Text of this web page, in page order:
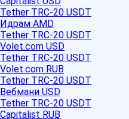
Tether TRC-20 USDT
Идрам AMD
Tether TRC-20 USDT
Volet.com USD
Tether TRC-20 USDT
Volet.com RUB
Tether TRC-20 USDT
Вебмани USD
Tether TRC-20 USDT
Capitalist RUB